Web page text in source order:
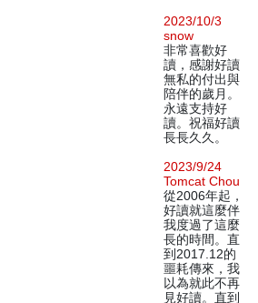
2023/10/3
snow
非常喜歡好
讀，感謝好讀
無私的付出與
陪伴的歲月。
永遠支持好
讀。祝福好讀
長長久久。
2023/9/24
Tomcat Chou
從2006年起，
好讀就這麼伴
我度過了這麼
長的時間。直
到2017.12的
噩耗傳來，我
以為就此不再
見好讀。直到